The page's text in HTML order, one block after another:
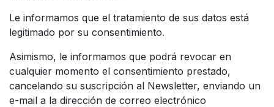
Le informamos que el tratamiento de sus datos está
legitimado por su consentimiento.
Asimismo, le informamos que podrá revocar en
cualquier momento el consentimiento prestado,
cancelando su suscripción al Newsletter, enviando un
e-mail a la dirección de correo electrónico